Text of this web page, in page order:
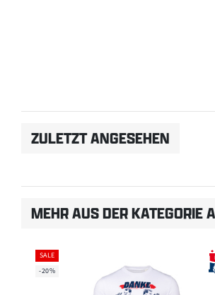
ZULETZT ANGESEHEN
MEHR AUS DER KATEGORIE
SALE
-20%